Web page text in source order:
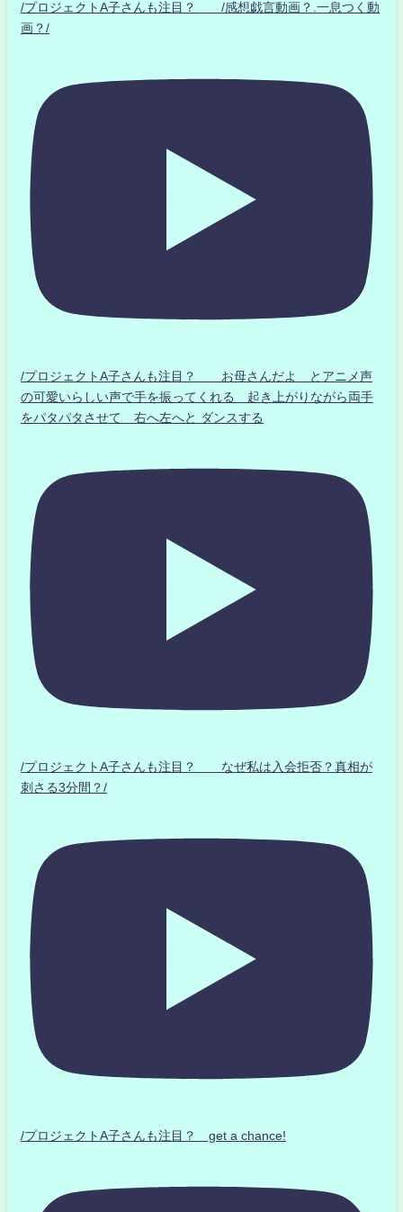
/プロジェクトA子さんも注目？ /感想戯言動画？.一息つく動
画？/
/プロジェクトA子さんも注目？ お母さんだよ とアニメ声
の可愛いらしい声で手を振ってくれる 起き上がりながら両手
をパタパタさせて 右へ左へと ダンスする
/プロジェクトA子さんも注目？ なぜ私は入会拒否？真相が
刺さる3分間？/
/プロジェクトA子さんも注目？ get a chance!